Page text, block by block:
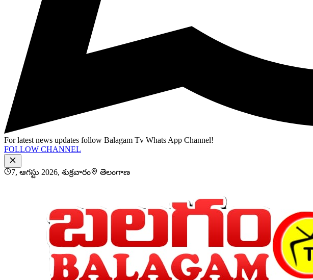
For latest news updates follow Balagam Tv Whats App Channel!
FOLLOW CHANNEL
7, ఆగస్టు 2026, శుక్రవారం తెలంగాణ